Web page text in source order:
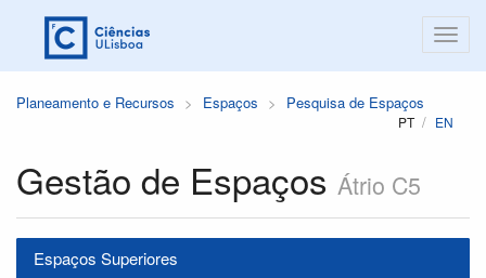
Planeamento e Recursos Espaços Pesquisa de Espaços
PT EN
Gestão de Espaços Átrio C5
Espaços Superiores